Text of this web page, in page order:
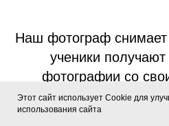
Наш фотограф снимает
ученики
фотографии со
Этот сайт использует Cookie для
использования сайта